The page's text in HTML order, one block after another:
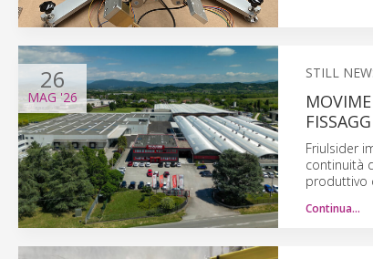
26
MAG'26
STILL
Friulsider
continuità
produttivo
Continua…